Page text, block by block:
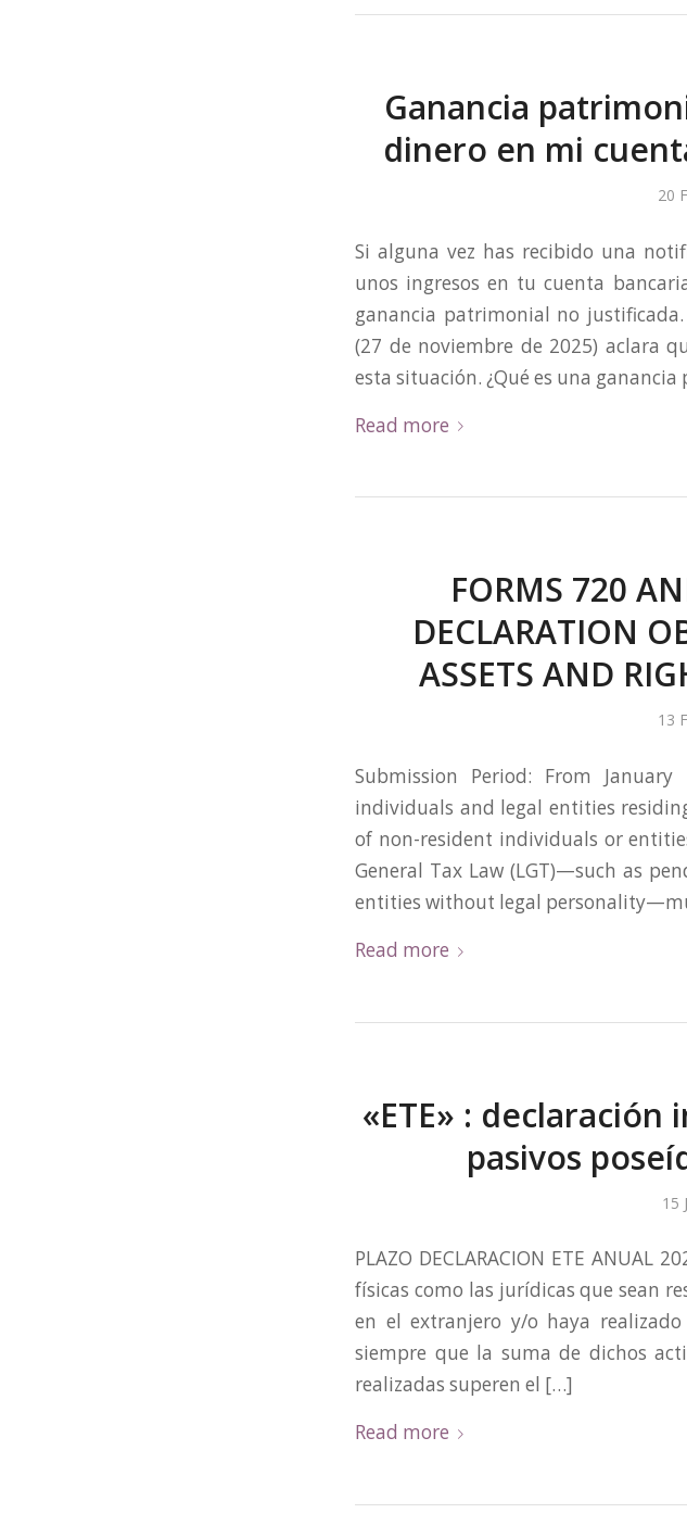
Ganancia
dinero en mi
20
Si alguna vez has recibido una
unos ingresos en tu cuenta
ganancia patrimonial no
(27 de noviembre de 2025) aclara
esta situación. ¿Qué es una
Read more
FORMS 720
DECLARATION
ASSETS AND
13
Submission Period: From
individuals and legal entities
of non-resident individuals or
General Tax Law (LGT)—such as
entities without legal
Read more
«ETE» :
pasivos
15
PLAZO DECLARACION ETE ANUAL
físicas como las jurídicas que sean
en el extranjero y/o haya realizado
siempre que la suma de dichos
realizadas superen el […]
Read more